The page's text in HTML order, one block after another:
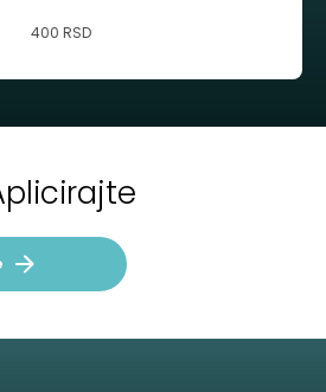
400 RSD